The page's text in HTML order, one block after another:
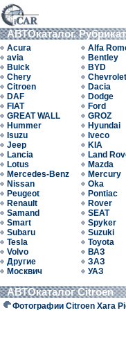
АВТОкаталог.
Acura Alfa
avia
Bentley
Buick
BYD
Chery
Chevrolet
Citroen
Dacia
DAF
Dodge
FIAT
Ford
GREAT WALL
GROZ
Hummer
Hyundai
Isuzu
Iveco
Jeep
KIA
Lancia
Land
Lotus
Mazda
Mercedes-Benz
Mercury
Nissan
Oka
Peugeot
Pontiac
Renault
Rover
Samand
SEAT
Smart
Spyker
Subaru
Suzuki
Tesla
Toyota
Volvo
ВАЗ
Другие
ЗАЗ
Москвич
УАЗ
АВТОкаталог Citroen
Фотографии Citroen Xara